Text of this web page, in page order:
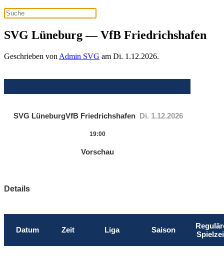
SVG Lüneburg — VfB Friedrichshafen
Geschrieben von Admin SVG am Di. 1.12.2026.
SVG LüneburgVfB Friedrichshafen Di. 1.12.2026
19:00
Vorschau
Details
Datum Zeit Liga Saison